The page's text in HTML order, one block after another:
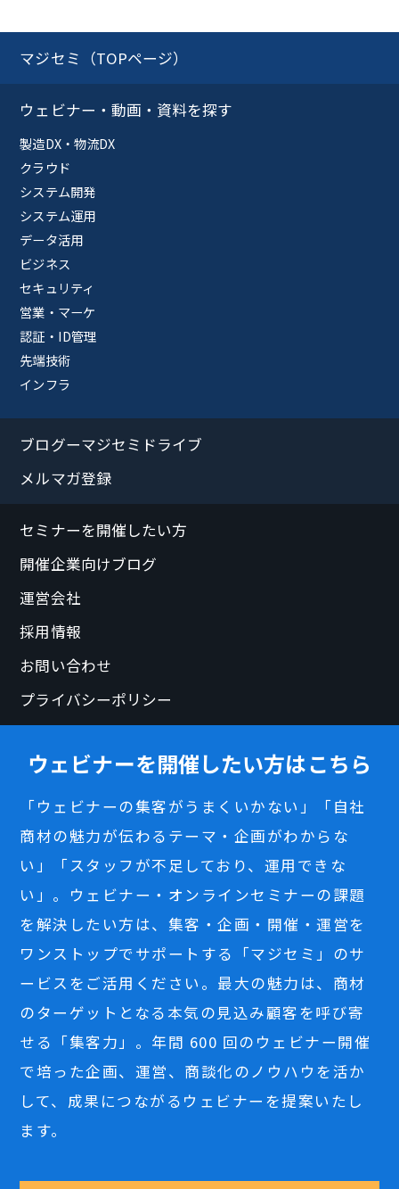
マジセミ（TOPページ）
ウェビナー・動画・資料を探す
製造DX・物流DX
クラウド
システム開発
システム運用
データ活用
ビジネス
セキュリティ
営業・マーケ
認証・ID管理
先端技術
インフラ
ブログーマジセミドライブ
メルマガ登録
セミナーを開催したい方
開催企業向けブログ
運営会社
採用情報
お問い合わせ
プライバシーポリシー
ウェビナーを開催したい方はこちら
「ウェビナーの集客がうまくいかない」「自社
商材の魅力が伝わるテーマ・企画がわからな
い」「スタッフが不足しており、運用できな
い」。ウェビナー・オンラインセミナーの課題
を解決したい方は、集客・企画・開催・運営を
ワンストップでサポートする「マジセミ」のサ
ービスをご活用ください。最大の魅力は、商材
のターゲットとなる本気の見込み顧客を呼び寄
せる「集客力」。年間 600 回のウェビナー開催
で培った企画、運営、商談化のノウハウを活か
して、成果につながるウェビナーを提案いたし
ます。